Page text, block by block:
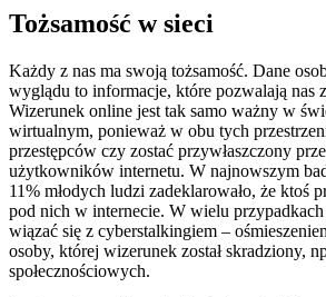
Tożsamość w sieci
Każdy z nas ma swoją tożsamość. Dane
wyglądu to informacje, które pozwalają nas
Wizerunek online jest tak samo ważny w
wirtualnym, ponieważ w obu tych
przestępców czy zostać przywłaszczony
użytkowników internetu. W najnowszym
11% młodych ludzi zadeklarowało, że ktoś
pod nich w internecie. W wielu przypadkach
wiązać się z cyberstalkingiem –
osoby, której wizerunek został skradziony,
społecznościowych.